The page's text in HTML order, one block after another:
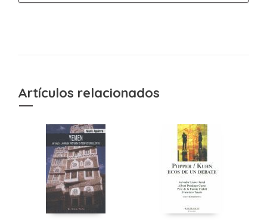
Artículos relacionados